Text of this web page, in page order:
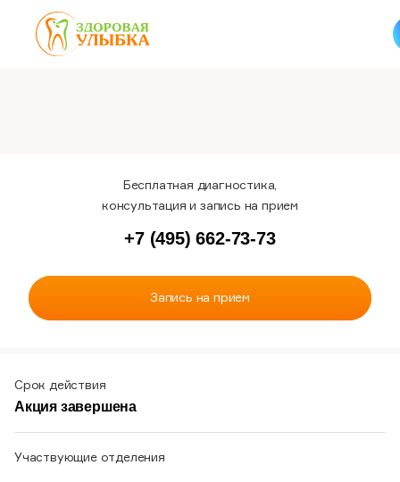
Бесплатная диагностика,
консультация и запись на прием
+7 (495) 662-73-73
Запись на прием
Срок действия
Акция завершена
Участвующие отделения